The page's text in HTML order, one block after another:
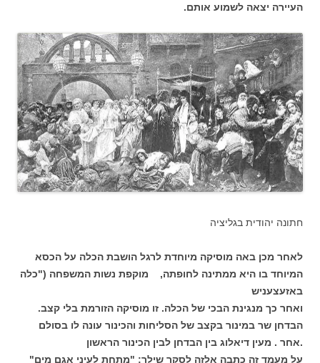
העיירה יצאה לשמוע אותם.
חתונה יהודית בגליציה
לאחר מכן באה מוסיקה מיוחדת לרגל הושבת הכלה על הכסא
המיוחד בו היא ממתינה לחופתה, מוקפת נשות המשפחה ("כלה
באזעצעניש
ואחר כך מנגינת הבכי של הכלה. זו מוסיקה הזורמת בלי קצב.
הבדחן שר במינור בקצב של הסליחות והכינור עונה לו בסולם
אחר . מעין דיאלוג בין הבדחן לבין הכינור הראשון.
"על מעמד זה כתבה אלזה לסקר שילר: "מתחת לעיני אגם מים